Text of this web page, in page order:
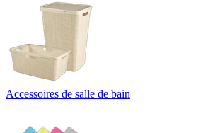
Accessoires de salle de bain